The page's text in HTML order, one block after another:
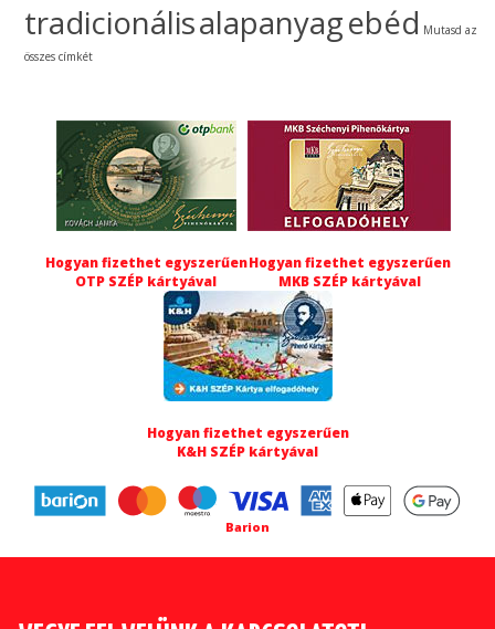
tradicionálisalapanyagebéd Mutasd az
összes címkét
Hogyan fizethet egyszerűen
OTP SZÉP kártyával
Hogyan fizethet egyszerűen
MKB SZÉP kártyával
Hogyan fizethet egyszerűen
K&H SZÉP kártyával
Barion